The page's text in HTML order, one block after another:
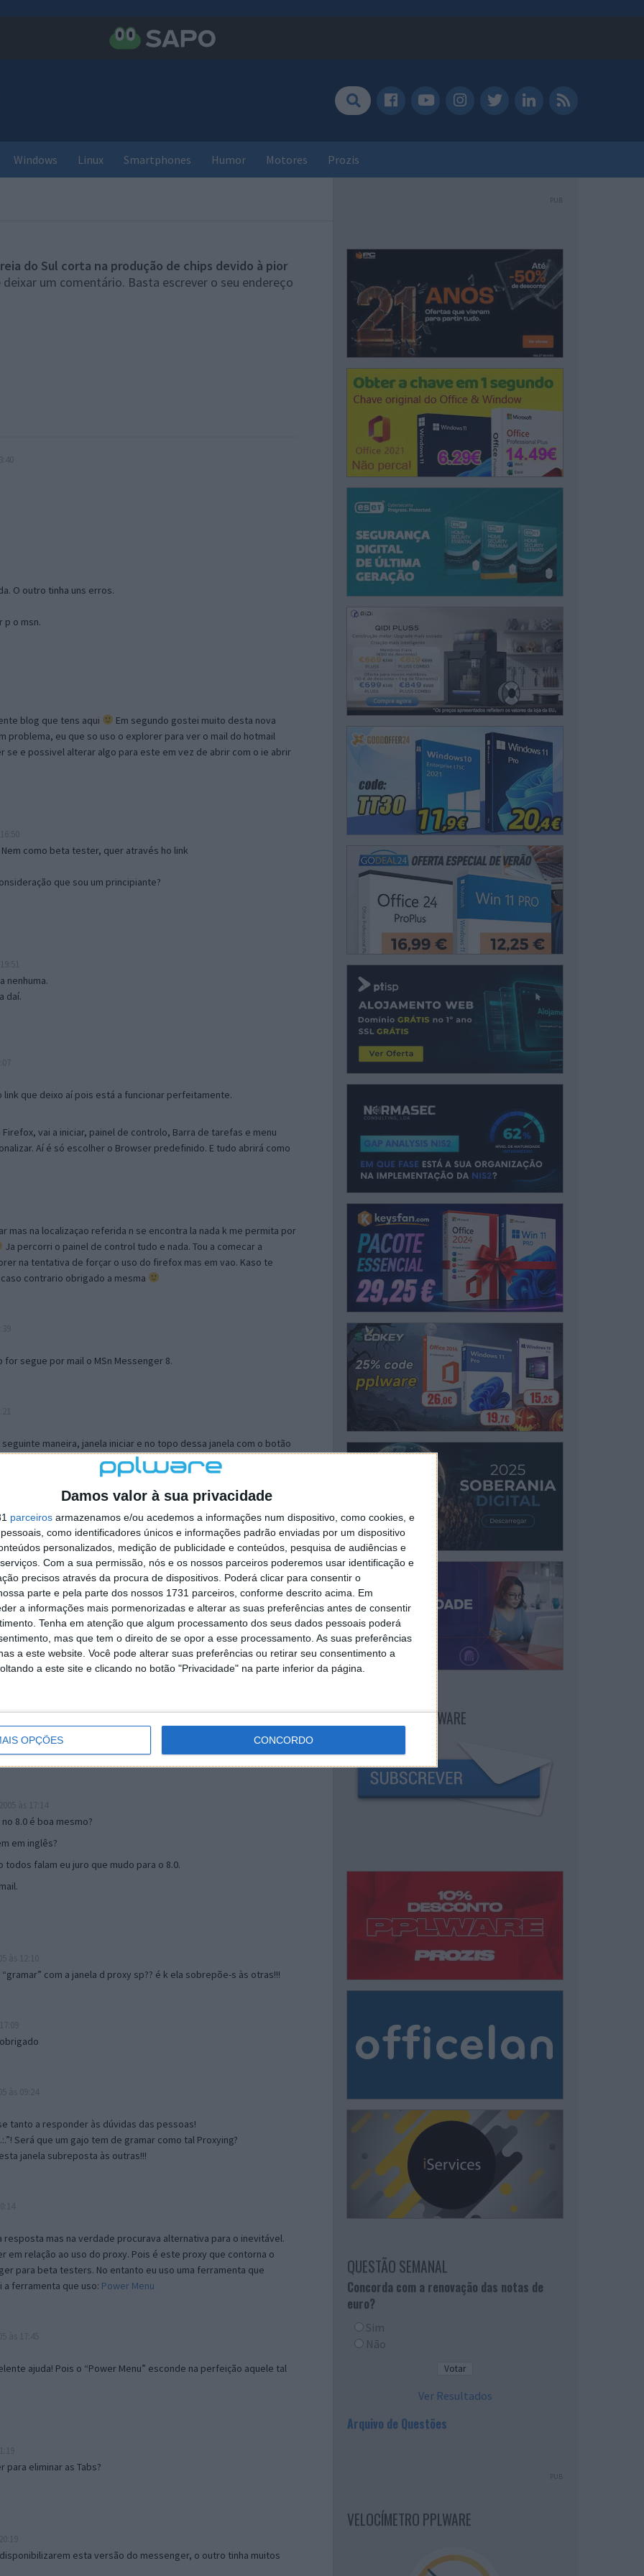
Damos valor à sua privacidade
parceiros armazenamos e/ou acedemos a informações num dispositivo, como cookies, e
como identificadores únicos e informações padrão enviadas por um dispositivo
personalizados, medição de publicidade e conteúdos, pesquisa de audiências e
Com a sua permissão, nós e os nossos parceiros poderemos usar identificação e
precisos através da procura de dispositivos. Poderá clicar para consentir o
parte e pela parte dos nossos 1731 parceiros, conforme descrito acima. Em
a informações mais pormenorizadas e alterar as suas preferências antes de consentir
Tenha em atenção que algum processamento dos seus dados pessoais poderá
mas que tem o direito de se opor a esse processamento. As suas preferências
a este website. Você pode alterar suas preferências ou retirar seu consentimento a
a este site e clicando no botão "Privacidade" na parte inferior da página.
OPÇÕES CONCORDO
Windows Linux Smartphones Humor Motores Prozis
do Sul corta na produção de chips devido à pior
deixar um comentário. Basta escrever o seu endereço
O outro tinha uns erros.
p o msn.
blog que tens aqui
Em segundo gostei muito desta nova
problema, eu que so uso o explorer para ver o mail do hotmail
se e possivel alterar algo para este em vez de abrir com o ie abrir
como beta tester, quer através ho link
que sou um principiante?
nenhuma.
daí.
que deixo aí pois está a funcionar perfeitamente.
vai a iniciar, painel de controlo, Barra de tarefas e menu
Aí é só escolher o Browser predefinido. E tudo abrirá como
mas na localizaçao referida n se encontra la nada k me permita por
Ja percorri o painel de control tudo e nada. Tou a comecar a
na tentativa de forçar o uso do firefox mas em vao. Kaso te
contrario obrigado a mesma
for segue por mail o MSn Messenger 8.
maneira, janela iniciar e no topo dessa janela com o botão
separador Menu ‘Iniciar’ clica no botão ‘Personalizar’ aí
escolheres o Browser com que queres navegar e o gestor de
ao teu Firefox e nas ferramentas ou tools escolhes ‘Opções’ ou
e logo perto do fim encontras um local para colocares um visto
é o browser predefinido.
mail algum.
17:00
8.0 é boa mesmo?
em inglês?
falam eu juro que mudo para o 8.0.
com a janela d proxy sp?? é k ela sobrepõe-s às otras!!!
tanto a responder às dúvidas das pessoas!
Será que um gajo tem de gramar como tal Proxying?
janela subreposta às outras!!!
mas na verdade procurava alternativa para o inevitável.
em relação ao uso do proxy. Pois é este proxy que contorna o
para beta testers. No entanto eu uso uma ferramenta que
ferramenta que uso: Power Menu
ajuda! Pois o “Power Menu” esconde na perfeição aquele tal
para eliminar as Tabs?
esta versão do messenger, o outro tinha muitos
PUB
NEWSLETTER PPLWARE
QUESTÃO SEMANAL
Concorda com a renovação das notas de
euro?
Sim
Não
Ver Resultados
Arquivo de Questões
PUB
VELOCÍMETRO PPLWARE